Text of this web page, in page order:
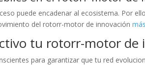
puede encadenar al ecosistema. Por
del rotorr-motor de innovación
tu rotorr-motor de
para garantizar que tu red